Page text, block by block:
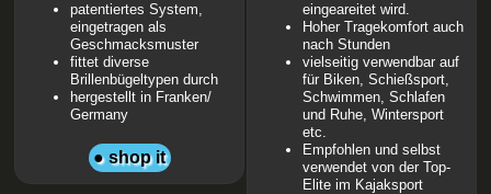
patentiertes System,
eingetragen als
Geschmacksmuster
fittet diverse
Brillenbügeltypen durch
hergestellt in Franken/
Germany
● shop it
eingeareitet wird.
Hoher Tragekomfort auch
nach Stunden
vielseitig verwendbar auf
für Biken, Schießsport,
Schwimmen, Schlafen
und Ruhe, Wintersport
etc.
Empfohlen und selbst
verwendet von der Top-
Elite im Kajaksport